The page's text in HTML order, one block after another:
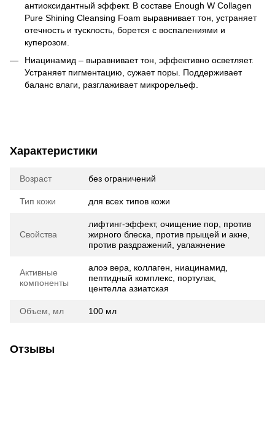
антиоксидантный эффект. В составе Enough W Collagen
Pure Shining Cleansing Foam выравнивает тон, устраняет
отечность и тусклость, борется с воспалениями и
куперозом.
Ниацинамид – выравнивает тон, эффективно осветляет.
Устраняет пигментацию, сужает поры. Поддерживает
баланс влаги, разглаживает микрорельеф.
Характеристики
Возраст без ограничений
Тип кожи для всех типов кожи
Свойства
лифтинг-эффект, очищение пор, против
жирного блеска, против прыщей и акне,
против раздражений, увлажнение
Активные
компоненты
алоэ вера, коллаген, ниацинамид,
пептидный комплекс, портулак,
центелла азиатская
Объем, мл 100 мл
Отзывы